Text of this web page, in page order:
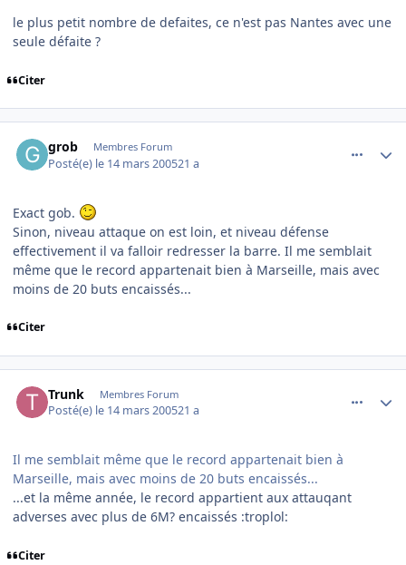
le plus petit nombre de defaites, ce n'est pas Nantes avec une
seule défaite ?
Citer
grob Membres Forum
Posté(e) le 14 mars 200521 a
Exact gob.
Sinon, niveau attaque on est loin, et niveau défense
effectivement il va falloir redresser la barre. Il me semblait
même que le record appartenait bien à Marseille, mais avec
moins de 20 buts encaissés...
Citer
Trunk Membres Forum
Posté(e) le 14 mars 200521 a
Il me semblait même que le record appartenait bien à
Marseille, mais avec moins de 20 buts encaissés...
...et la même année, le record appartient aux attauqant
adverses avec plus de 6M? encaissés :troplol:
Citer